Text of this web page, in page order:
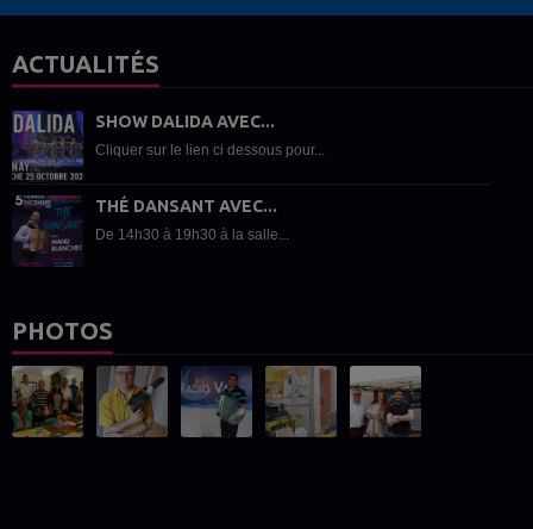
ACTUALITÉS
SHOW DALIDA AVEC...
Cliquer sur le lien ci dessous pour...
THÉ DANSANT AVEC...
De 14h30 à 19h30 à la salle...
PHOTOS